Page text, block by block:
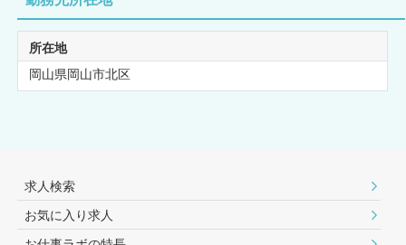
所在地
岡山県岡山市北区
求人検索
お気に入り求人